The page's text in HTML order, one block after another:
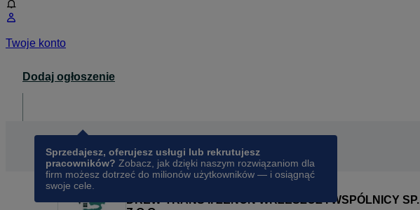
Twoje konto
Dodaj ogłoszenie
Sprzedajesz, oferujesz usługi lub rekrutujesz
pracowników? Zobacz, jak dzięki naszym rozwiązaniom dla
firm możesz dotrzeć do milionów użytkowników — i osiągnąć
swoje cele.
DREW-TRANS II ZENON WRZESZCZ I WSPÓLNICY SP.